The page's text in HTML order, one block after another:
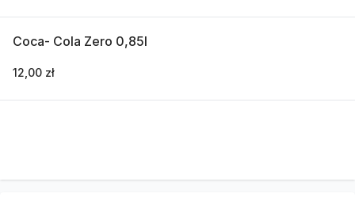
Coca- Cola Zero 0,85l
12,00 zł